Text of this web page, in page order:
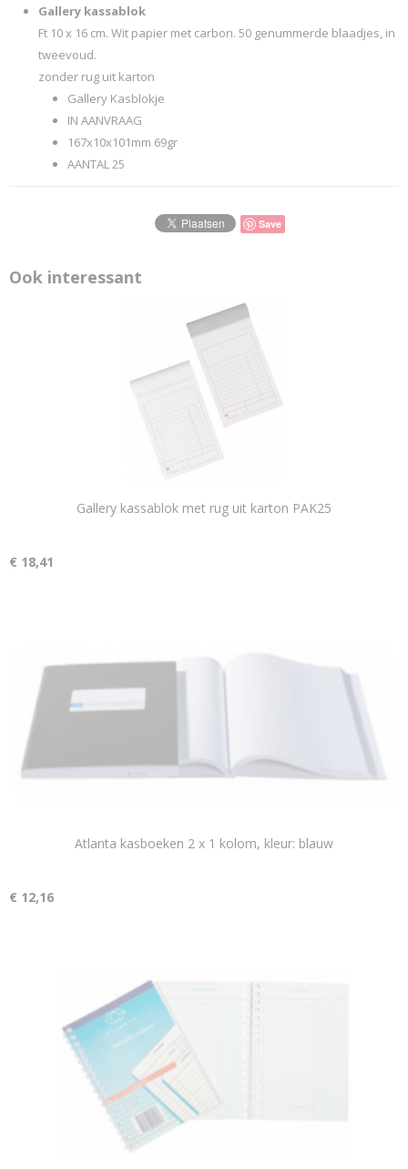
EAN code
Gallery
Productcode leverancier
Gallery kassablok
Ft 10 x 16 cm. Wit papier met carbon. 50 genummerde blaadjes, in
tweevoud.
zonder rug uit karton
Gallery Kasblokje
IN AANVRAAG
167x10x101mm 69gr
AANTAL 25
Save
Ook interessant
Gallery kassablok met rug uit karton PAK25
€ 18,41
Atlanta kasboeken 2 x 1 kolom, kleur: blauw
€ 12,16